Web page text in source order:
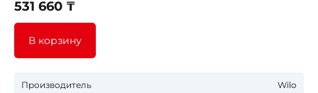
531 660 ₸
В корзину
Производитель Wilo